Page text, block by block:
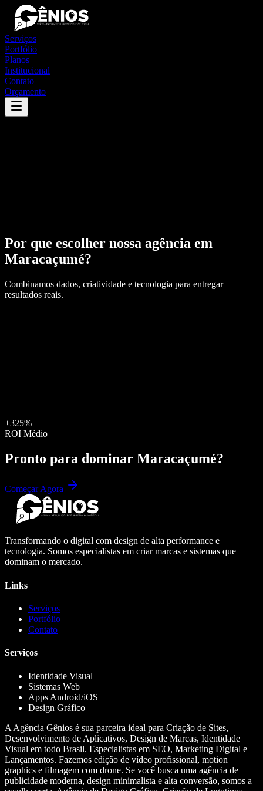
Serviços
Portfólio
Planos
Institucional
Contato
Orçamento
Por que escolher nossa agência em
Maracaçumé?
Combinamos dados, criatividade e tecnologia para entregar
resultados reais.
+325%
ROI Médio
Pronto para dominar Maracaçumé?
Começar Agora
Transformando o digital com design de alta performance e
tecnologia. Somos especialistas em criar marcas e sistemas que
dominam o mercado.
Links
Serviços
Portfólio
Contato
Serviços
Identidade Visual
Sistemas Web
Apps Android/iOS
Design Gráfico
A Agência Gênios é sua parceira ideal para Criação de Sites,
Desenvolvimento de Aplicativos, Design de Marcas, Identidade
Visual em todo Brasil. Especialistas em SEO, Marketing Digital e
Lançamentos. Fazemos edição de vídeo profissional, motion
graphics e filmagem com drone. Se você busca uma agência de
publicidade moderna, design minimalista e alta conversão, somos a